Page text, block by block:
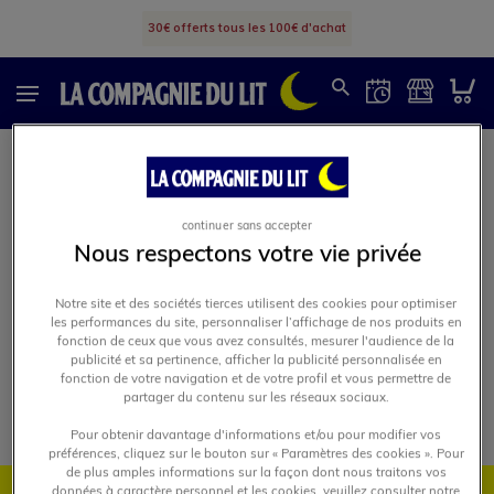
30€ offerts tous les 100€ d'achat
Matelas Fixe
Matelas Fixe
Nous respectons votre vie privée
Notre site et des sociétés tierces utilisent des cookies pour optimiser
les performances du site, personnaliser l’affichage de nos produits en
fonction de ceux que vous avez consultés, mesurer l'audience de la
publicité et sa pertinence, afficher la publicité personnalisée en
fonction de votre navigation et de votre profil et vous permettre de
partager du contenu sur les réseaux sociaux.
Pour obtenir davantage d'informations et/ou pour modifier vos
préférences, cliquez sur le bouton sur « Paramètres des cookies ». Pour
de plus amples informations sur la façon dont nous traitons vos
continuer sans accepter